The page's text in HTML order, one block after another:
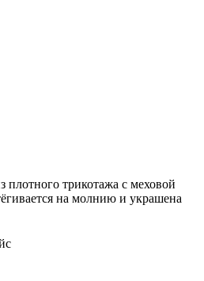
плотного трикотажа с меховой
на молнию и украшена